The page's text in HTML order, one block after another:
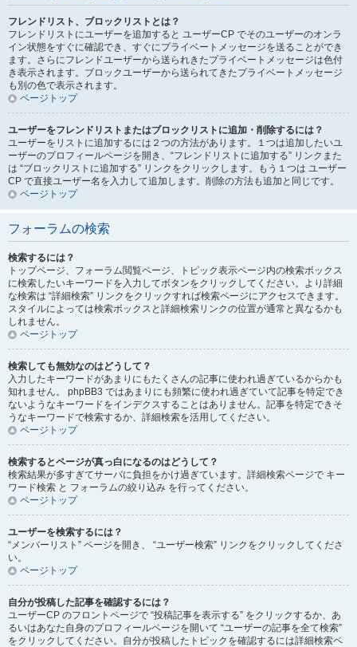
フレンドリスト、ブロックリストとは？
フレンドリストにユーザーを追加すると ユーザーCP でそのユーザーのオンラ
イン状態をすぐに確認でき、すぐにプライベートメッセージを送ることができ
ます。さらにフレンドユーザーから送られきたプライベートメッセージは色付
き表示されます。ブロックユーザーから送られてきたプライベートメッセージ
も別の色で表示されます。
ページトップ
ユーザーをフレンドリストまたはブロックリストに追加・削除するには？
ユーザーをリストに追加するには２つの方法があります。１つは追加したいユ
ーザーのプロフィールページを開き、“フレンドリストに追加する” リンクまた
は “ブロックリストに追加する” リンクをクリックします。もう１つは ユーザー
CP で直接ユーザー名を入力して追加します。削除の方法も追加と同じです。
ページトップ
フォーラムの検索
検索するには？
トップページ、フォーラム閲覧ページ、トピック表示ページ内の検索ボックス
に検索したいキーワードを入力してボタンをクリックしてください。より詳細
な検索は “詳細検索” リンクをクリックすれば検索ページにアクセスできます。
スタイルによっては検索ボックスと詳細検索リンクの位置が通常と異なるかも
しれません。
ページトップ
検索しても無効なのはどうして？
入力したキーワードがあまりにもたくさんの記事に使われ過ぎているからかも
知れません。 phpBB3 ではあまりにも頻繁に使われ過ぎていて記事を特定でき
ないようなキーワードをインデクスすることはありません。記事を特定できそ
うなキーワードで検索するか、詳細検索を活用してください。
ページトップ
検索するとページが真っ白になるのはどうして？
検索結果が多すぎてサーバに負担をかけ過ぎています。詳細検索ページで キー
ワード検索 と フォーラムの絞り込み を行ってください。
ページトップ
ユーザーを検索するには？
“メンバーリスト” ページを開き、 “ユーザー検索” リンクをクリックしてくださ
い。
ページトップ
自分が投稿した記事を確認するには？
ユーザーCP のフロントページで “投稿記事を表示する” をクリックするか、あ
るいはあなた自身のプロフィールページを開いて “ユーザーの記事を全て検索”
をクリックしてください。自分が投稿したトピックを確認するには詳細検索ペ